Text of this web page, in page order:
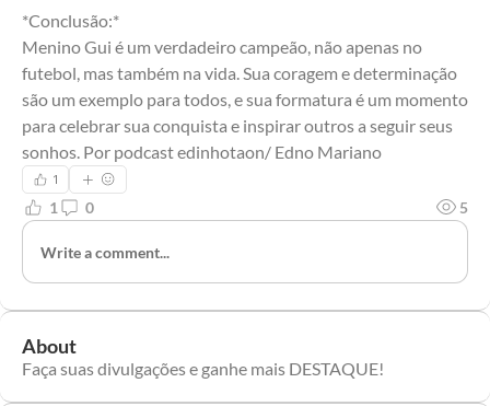
*Conclusão:*
Menino Gui é um verdadeiro campeão, não apenas no
futebol, mas também na vida. Sua coragem e determinação
são um exemplo para todos, e sua formatura é um momento
para celebrar sua conquista e inspirar outros a seguir seus
sonhos. Por podcast edinhotaon/ Edno Mariano
1
1 0 5
Write a comment...
About
Faça suas divulgações e ganhe mais DESTAQUE!